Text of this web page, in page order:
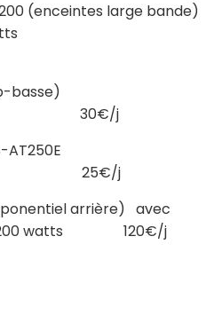
(enceintes large bande)
(sub-basse)
30€/j
WS-AT250E
25€/j
arrière) avec
watts 120€/j